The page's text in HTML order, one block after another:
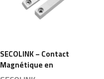
SECOLINK – Contact
Magnétique en
Aluminium pour